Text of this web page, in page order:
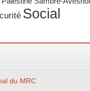
Social
du MRC